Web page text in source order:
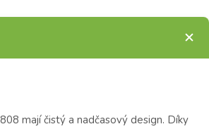
mají čistý a nadčasový design. Díky